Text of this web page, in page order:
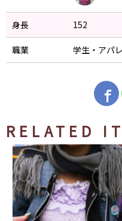
身長 152
職業 学生・アパ
RELATED